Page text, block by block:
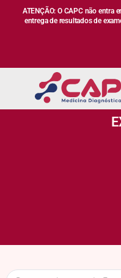
ATENÇÃO: O CAPC não entra
entrega de resultados de